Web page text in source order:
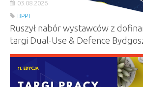
03.08.2026
BPPT
Ruszył nabór wystawców z
targi Dual-Use & Defence